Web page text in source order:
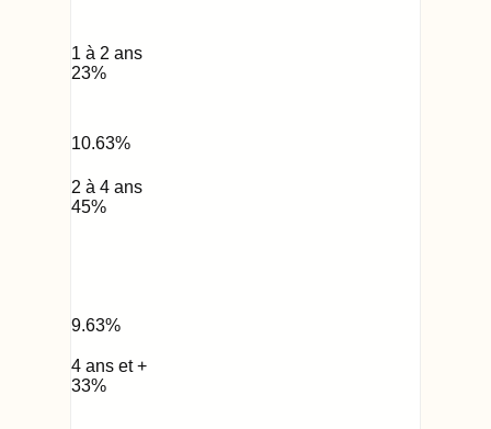
1 à 2 ans
23%
10.63%
2 à 4 ans
45%
9.63%
4 ans et +
33%